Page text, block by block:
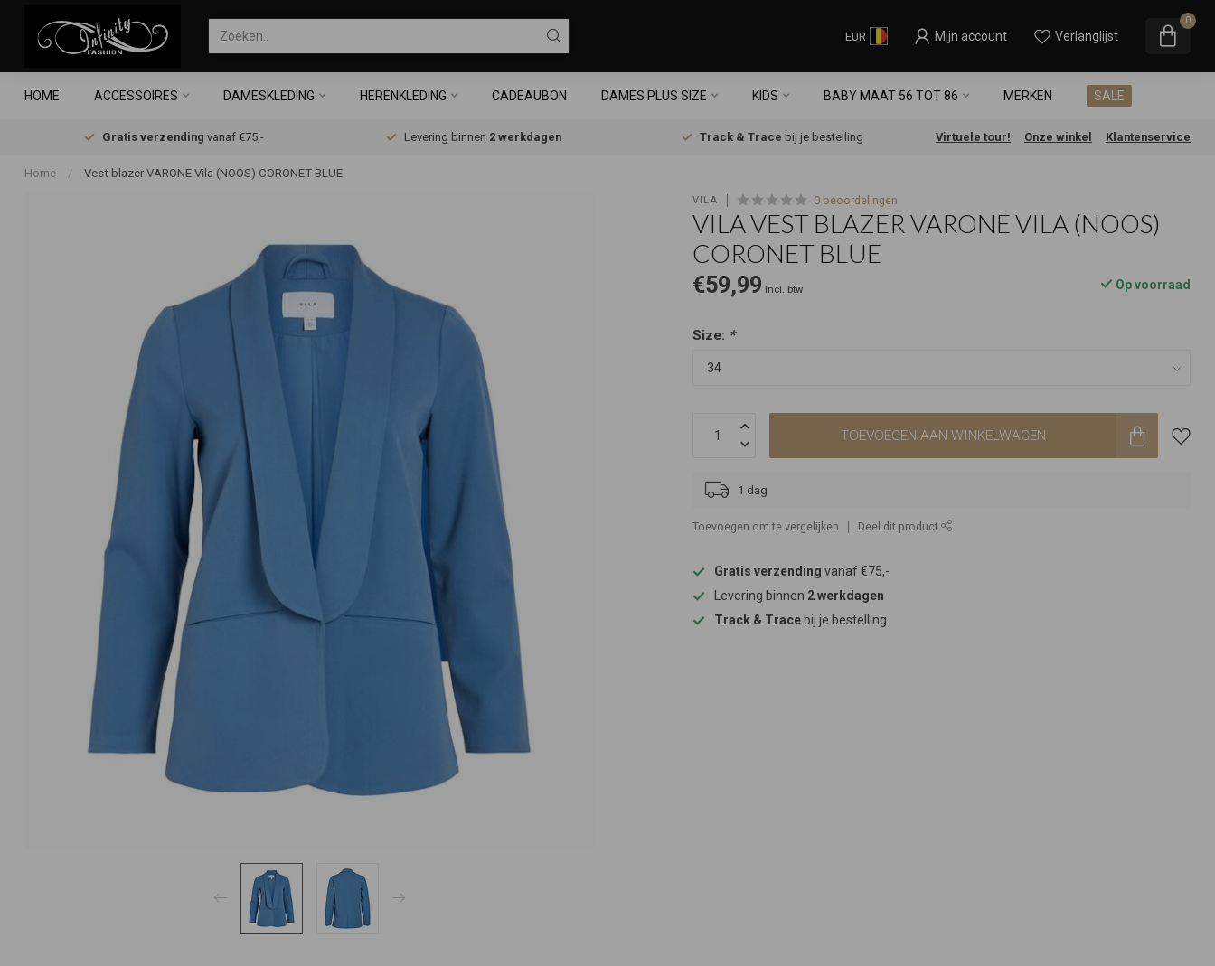
EUR Mijn account Verlanglijst
0
HOME ACCESSOIRES DAMESKLEDING HERENKLEDING CADEAUBON DAMES PLUS SIZE KIDS BABY MAAT 56 TOT 86 MERKEN SALE
Gratis verzending vanaf €75,- Levering binnen 2 werkdagen Track & Trace bij je bestelling Virtuele tour! Onze winkel Klantenservice
Home / Vest blazer VARONE Vila (NOOS) CORONET BLUE
VILA 0 beoordelingen
VILA VEST BLAZER VARONE VILA (NOOS)
CORONET BLUE
€59,99 Incl. btw Op voorraad
Size: *
TOEVOEGEN AAN WINKELWAGEN
1 dag
Toevoegen om te vergelijken Deel dit product
Gratis verzending vanaf €75,-
Levering binnen 2 werkdagen
Track & Trace bij je bestelling